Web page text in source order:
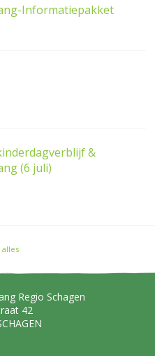
Informatiepakket
&
(6 juli)
Regio Schagen
42